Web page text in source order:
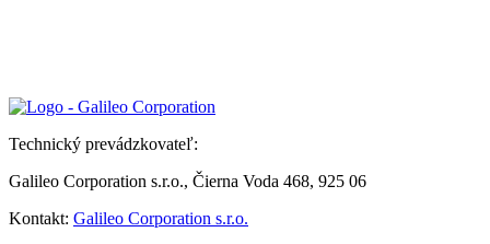
Technický prevádzkovateľ:
Galileo Corporation s.r.o., Čierna Voda 468, 925 06
Kontakt: Galileo Corporation s.r.o.